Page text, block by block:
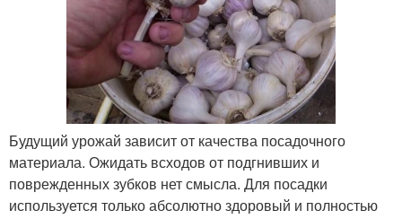
Будущий урожай зависит от качества посадочного
материала. Ожидать всходов от подгнивших и
поврежденных зубков нет смысла. Для посадки
используется только абсолютно здоровый и полностью